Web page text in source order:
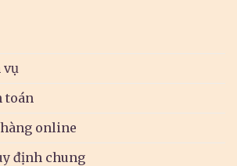
vụ
toán
online
định chung